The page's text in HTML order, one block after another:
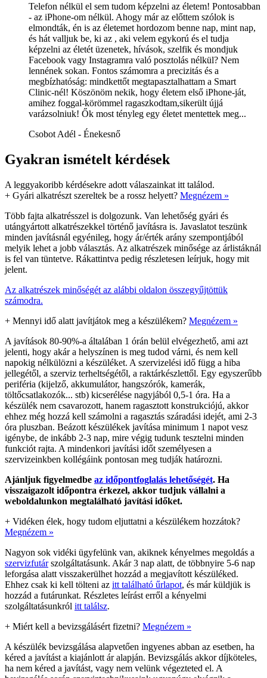
Telefon nélkül el sem tudom képzelni az életem! Pontosabban
- az iPhone-om nélkül. Ahogy már az előttem szólok is
elmondták, én is az életemet hordozom benne nap, mint nap,
és hát valljuk be, ki az , aki velem egykorú és el tudja
képzelni az életét üzenetek, hívások, szelfik és mondjuk
Facebook vagy Instagramra való posztolás nélkül? Nem
lennének sokan. Fontos számomra a precizitás és a
megbízhatóság: mindkettőt megtapasztalhattam a Smart
Clinic-nél! Köszönöm nekik, hogy életem első iPhone-ját,
amihez foggal-körömmel ragaszkodtam,sikerült újjá
varázsolniuk! Ők most tényleg egy életet mentettek meg...
Csobot Adél - Énekesnő
Gyakran ismételt kérdések
A leggyakoribb kérdésekre adott válaszainkat itt találod.
+ Gyári alkatrészt szereltek be a rossz helyett? Megnézem »
Több fajta alkatrésszel is dolgozunk. Van lehetőség gyári és
utángyártott alkatrészekkel történő javításra is. Javaslatot teszünk
minden javításnál egyénileg, hogy ár/érték arány szempontjából
melyik lehet a jobb választás. Az alkatrészek minősége az árlistáknál
is fel van tüntetve. Rákattintva pedig részletesen leírjuk, hogy mit
jelent.
Az alkatrészek minőségét az alábbi oldalon összegyűjtöttük
számodra.
+ Mennyi idő alatt javítjátok meg a készülékem? Megnézem »
A javítások 80-90%-a általában 1 órán belül elvégezhető, ami azt
jelenti, hogy akár a helyszínen is meg tudod várni, és nem kell
napokig nélkülözni a készüléket. A szervizelési idő függ a hiba
jellegétől, a szerviz terheltségétől, a raktárkészlettől. Egy egyszerűbb
periféria (kijelző, akkumulátor, hangszórók, kamerák,
töltőcsatlakozók... stb) kicserélése nagyjából 0,5-1 óra. Ha a
készülék nem csavarozott, hanem ragasztott konstrukciójú, akkor
ehhez még hozzá kell számolni a ragasztás száradási idejét, ami 2-3
óra pluszban. Beázott készülékek javítása minimum 1 napot vesz
igénybe, de inkább 2-3 nap, mire végig tudunk tesztelni minden
funkciót rajta. A mindenkori javítási időt személyesen a
szervizeinkben kollégáink pontosan meg tudják határozni.
Ajánljuk figyelmedbe az időpontfoglalás lehetőségét. Ha
visszaigazolt időpontra érkezel, akkor tudjuk vállalni a
weboldalunkon megtalálható javítási időket.
+ Vidéken élek, hogy tudom eljuttatni a készülékem hozzátok?
Megnézem »
Nagyon sok vidéki ügyfelünk van, akiknek kényelmes megoldás a
szervizfutárszolgáltatásunk. Akár 3 nap alatt, de többnyire 5-6 nap
leforgása alatt visszakerülhet hozzád a megjavított készüléked.
Ehhez csak ki kell tölteni az itt található űrlapot, és már küldjük is
hozzád a futárunkat. Részletes leírást erről a kényelmi
szolgáltatásunkról itt találsz.
+ Miért kell a bevizsgálásért fizetni? Megnézem »
A készülék bevizsgálása alapvetően ingyenes abban az esetben, ha
kéred a javítást a kiajánlott ár alapján. Bevizsgálás akkor díjköteles,
ha nem kéred a javítást, vagy nem velünk végezteted el. A